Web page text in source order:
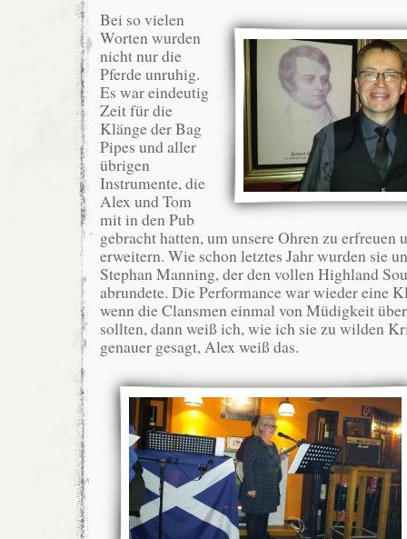
Bei so vielen
Worten wurden
nicht nur die
Pferde unruhig.
Es war eindeutig
Zeit für die
Klänge der Bag
Pipes und aller
übrigen
Instrumente, die
Alex und Tom
mit in den Pub
gebracht hatten, um unsere Ohren zu erfreuen
erweitern. Wie schon letztes Jahr wurden sie
Stephan Manning, der den vollen Highland
abrundete. Die Performance war wieder eine
wenn die Clansmen einmal von Müdigkeit
sollten, dann weiß ich, wie ich sie zu wilden
genauer gesagt, Alex weiß das.